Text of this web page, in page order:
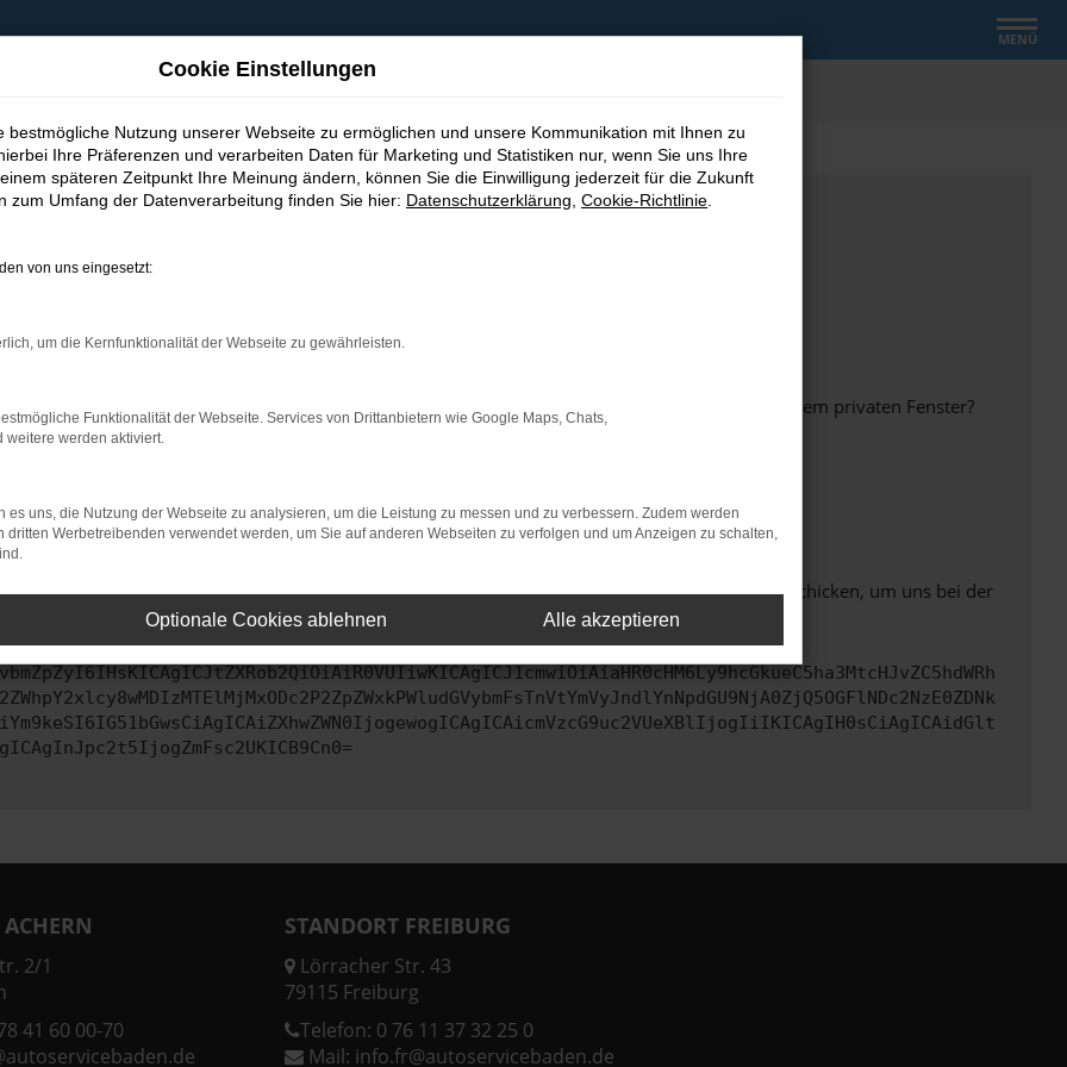
MENÜ
bestimmter Seiten verhindern. Funktioniert die Seite in einem anderen Browser oder in einem privaten Fenster?
beheben.
auf dem neuesten Stand sind.
kann auch dazu führen, dass bestimmte Funktionen nicht mehr unterstützt werden.
uns bitte. Wir werden versuchen, das Problem zu beheben. Du kannst uns diesen Text schicken, um uns bei der
2/1
41 60 00-70
STANDORT FREIBURG
Lörracher Str. 43
79115 Freiburg
Telefon: 0 76 11 37 32 25 0
Mail: info.fr@autoservicebaden.de
Cookie Einstellungen
bestmögliche Nutzung unserer Webseite zu ermöglichen und unsere Kommunikation mit Ihnen zu
Ihre Präferenzen und verarbeiten Daten für Marketing und Statistiken nur, wenn Sie uns Ihre
späteren Zeitpunkt Ihre Meinung ändern, können Sie die Einwilligung jederzeit für die Zukunft
zum Umfang der Datenverarbeitung finden Sie hier: Datenschutzerklärung Cookie-Richtlinie
von uns eingesetzt:
um die Kernfunktionalität der Webseite zu gewährleisten.
Funktionalität der Webseite. Services von Drittanbietern wie Google Maps, Chats,
weitere werden aktiviert.
es uns, die Nutzung der Webseite zu analysieren, um die Leistung zu messen und zu verbessern. Zudem werden
dritten Werbetreibenden verwendet werden, um Sie auf anderen Webseiten zu verfolgen und um Anzeigen zu schalten,
Optionale Cookies ablehnen Alle akzeptieren